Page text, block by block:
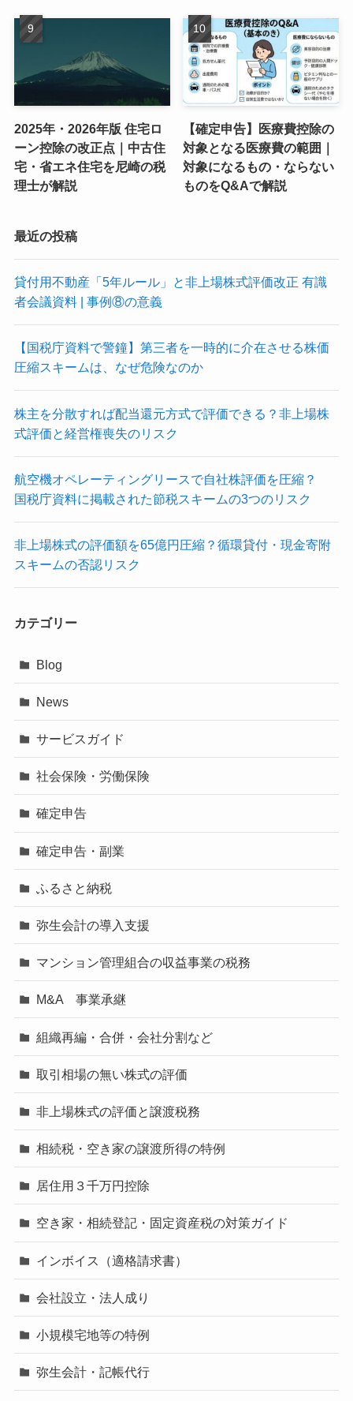
2025年・2026年版 住宅ロ
ーン控除の改正点｜中古住
宅・省エネ住宅を尼崎の税
理士が解説
【確定申告】医療費控除の
対象となる医療費の範囲｜
対象になるもの・ならない
ものをQ&Aで解説
最近の投稿
貸付用不動産「5年ルール」と非上場株式評価改正 有識
者会議資料 | 事例⑧の意義
【国税庁資料で警鐘】第三者を一時的に介在させる株価
圧縮スキームは、なぜ危険なのか
株主を分散すれば配当還元方式で評価できる？非上場株
式評価と経営権喪失のリスク
航空機オペレーティングリースで自社株評価を圧縮？
国税庁資料に掲載された節税スキームの3つのリスク
非上場株式の評価額を65億円圧縮？循環貸付・現金寄附
スキームの否認リスク
カテゴリー
Blog
News
サービスガイド
社会保険・労働保険
確定申告
確定申告・副業
ふるさと納税
弥生会計の導入支援
マンション管理組合の収益事業の税務
M&A 事業承継
組織再編・合併・会社分割など
取引相場の無い株式の評価
非上場株式の評価と譲渡税務
相続税・空き家の譲渡所得の特例
居住用３千万円控除
空き家・相続登記・固定資産税の対策ガイド
インボイス（適格請求書）
会社設立・法人成り
小規模宅地等の特例
弥生会計・記帳代行